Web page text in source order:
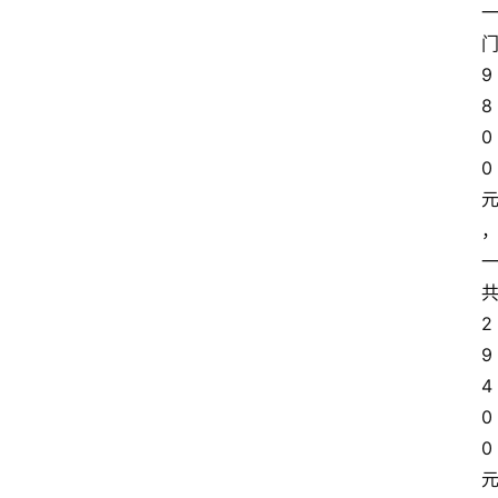
一
门
9
8
0
0
元
，
一
共
2
9
4
0
0
元